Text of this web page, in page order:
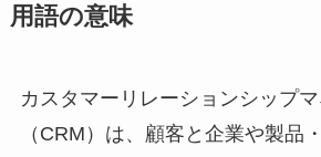
用語の意味
カスタマーリレーションシップ
（CRM）は、顧客と企業や製品